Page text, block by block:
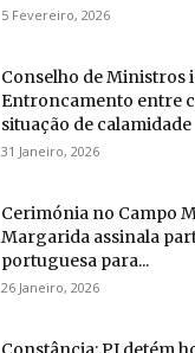
5 Fevereiro, 2026
Conselho de Ministros
Entroncamento entre
situação de calamidade
31 Janeiro, 2026
Cerimónia no Campo
Margarida assinala
portuguesa para...
26 Janeiro, 2026